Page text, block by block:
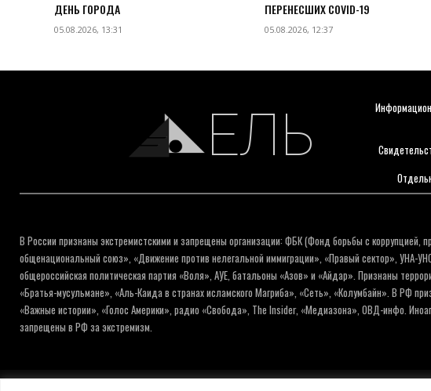
ДЕНЬ ГОРОДА
05.08.2026, 13:31
ПЕРЕНЕСШИХ COVID-19
05.08.2026, 12:37
ЕЛЬ
В России признаны экстремистскими и запрещены организации: ФБК (Фонд борьбы с
общенациональный союз», «Движение против нелегальной иммиграции», «Правый сектор», УНА-
общероссийская политическая партия «Воля», АУЕ, батальоны «Азов» и «Айдар». Признаны
«Братья-мусульмане», «Аль-Каида в странах исламского Магриба», «Сеть», «Колумбайн». В РФ
«Важные истории», «Голос Америки», радио «Свобода», The Insider, «Медиазона», ОВД-инфо.
запрещены в РФ за экстремизм.